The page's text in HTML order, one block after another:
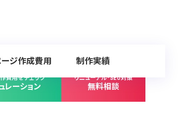
作費用をチェック
レーション
リニューアル･SEO対策
無料相談
ジ作成費用 制作実績